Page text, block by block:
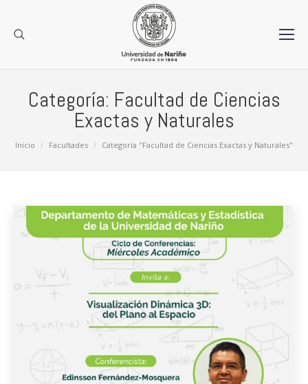
Categoría: Facultad de Ciencias
Exactas y Naturales
Estás aquí:
Inicio Facultades Categoría "Facultad de Ciencias Exactas y Naturales"